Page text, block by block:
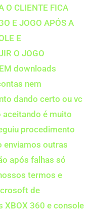
O CLIENTE FICA
E JOGO APÓS A
E
O JOGO
downloads
nem
dando certo ou vc
aceitando é muito
procedimento
enviamos outras
após falhas só
termos e
de
XBOX 360 e console